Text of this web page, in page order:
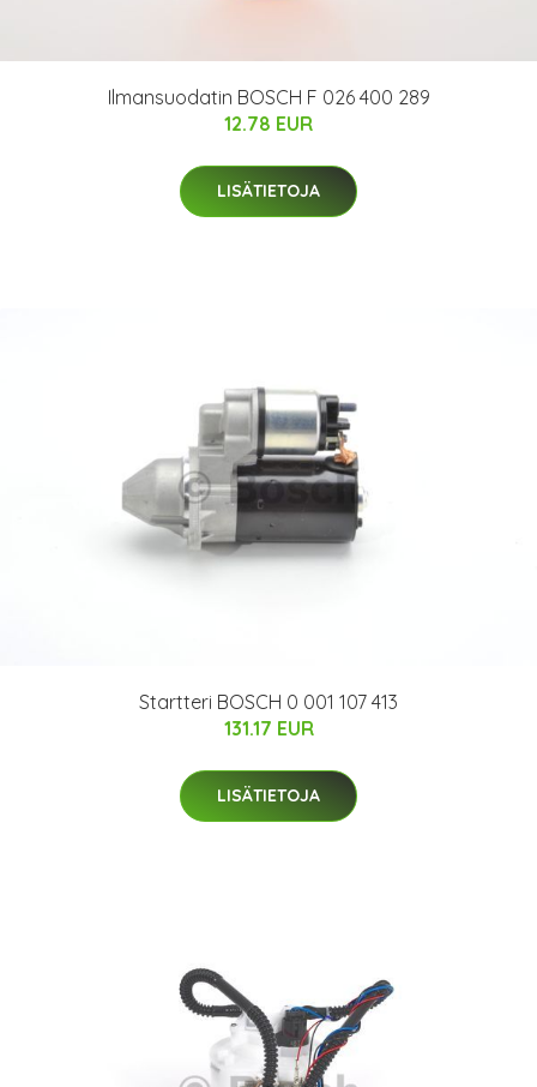
Ilmansuodatin BOSCH F 026 400 289
12.78 EUR
LISÄTIETOJA
Startteri BOSCH 0 001 107 413
131.17 EUR
LISÄTIETOJA